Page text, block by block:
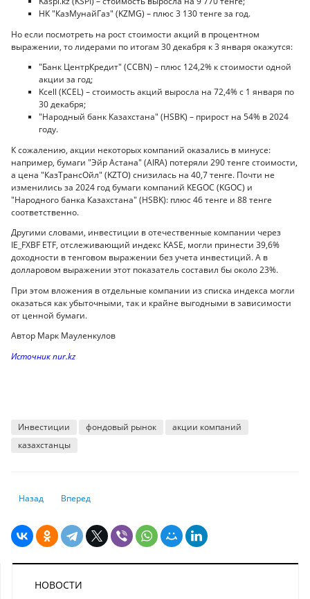
НК "КазМунайГаз" (KZMG) – плюс 3 130 тенге за год.
Но если посмотреть на рост стоимости акций в процентном
выражении, то лидерами по итогам 30 декабря к 3 января окажутся:
"Банк ЦентрКредит" (CCBN) – плюс 124,2% к стоимости одной
акции за год;
Kcell (KCEL) – стоимость акций выросла на 72,4% с 1 января по
30 декабря;
"Народный банк Казахстана" (HSBK) – прирост на 54% в 2024
году.
К сожалению, акции некоторых компаний оказались в минусе:
например, бумаги "Эйр Астана" (AIRA) потеряли 290 тенге стоимости,
а цена "КазТрансОйл" (KZTO) снизилась на 40,7 тенге. Почти не
изменились за 2024 год бумаги компаний KEGOC (KGOC) и
"Народного банка Казахстана" (HSBK): плюс 46 тенге и 88 тенге
соответственно.
Другими словами, инвестиции в отечественные компании через
IE_FXBF ETF, отслеживающий индекс KASE, могли принести 39,6%
доходности в тенговом выражении без учета инвестиций. А в
долларовом выражении этот показатель составил бы около 23%.
При этом вложения в отдельные компании из списка индекса могли
оказаться как убыточными, так и крайне выгодными в зависимости
от ценной бумаги.
Автор Марк Мауленкулов
Источник nur.kz
Инвестиции фондовый рынок
акции компаний
казахстанцы
Предыдущий: Оптимизм и неопределенность: что ждет рынок в
Назад Следующий: Большинство инвесторов приветствует
Вперед
НОВОСТИ